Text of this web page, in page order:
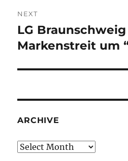
NEXT
Next
post:
LG
Markenstreit um
ARCHIVE
Archive